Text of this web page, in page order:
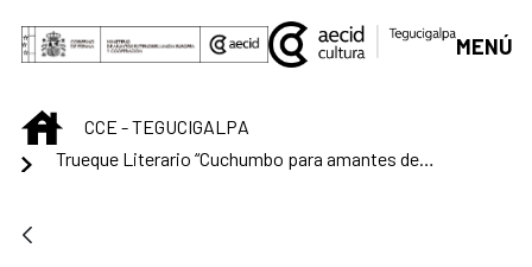
Saltar al contenido principal
MENÚ
INICIOCCE - TEGUCIGALPA
Trueque Literario “Cuchumbo para amantes de los libros”